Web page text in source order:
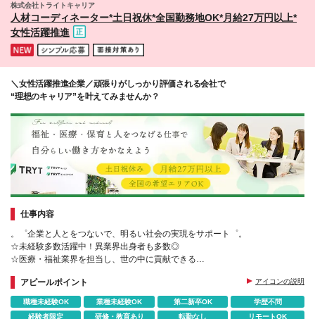
更の範囲)上記を除く当社関連勤務地
株式会社トライトキャリア
人材コーディネーター*⼟⽇祝休*全国勤務地OK*月給27万円以上*
女性活躍推進
＼女性活躍推進企業／頑張りがしっかり評価される会社で
“理想のキャリア”を叶えてみませんか？
仕事内容
。゜企業と人とをつないで、明るい社会の実現をサポート゜。
☆未経験多数活躍中！異業界出身者も多数◎
☆医療・福祉業界を担当し、世の中に貢献できる
アピールポイント
アイコンの説明
職種未経験OK 業種未経験OK 第二新卒OK
学歴不問
経験者限定
研修・教育あり 転勤なし リモートOK